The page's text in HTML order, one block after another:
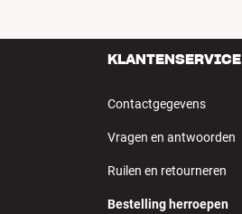
KLANTENSERVICE
Contactgegevens
Vragen en antwoorden
Ruilen en retourneren
Bestelling herroepen